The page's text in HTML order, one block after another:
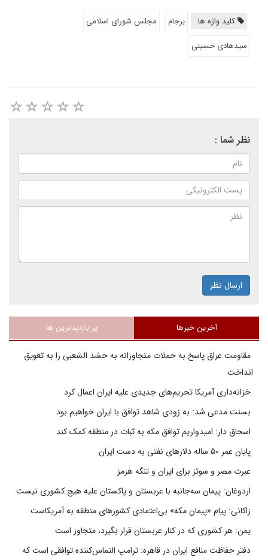
کلید واژه ها: برجام
مجلس شورای اسلامی
سیدهادی حسینی
نظر شما :
ارسال نظر
آخرین خبرها پر بازدیدترین ها
مقاومت عراق پاسخ به حملات متجاوزانه به حشد الشعبی را به تعویق
انداخت
خزانه‌داری آمریکا تحریم‌های جدیدی علیه ایران اعمال کرد
بسنت مدعی شد: به زودی شاهد توافق با ایران خواهیم بود
اسحاق دار: امیدواریم توافق مکه به ثبات در منطقه کمک کند
پایان عمر ۵۰ ساله دلارهای نفتی به دست ایران
عبرت مصر و سوئز برای ایران و تنگه هرمز
اردوغان: پیمان سه‌جانبه با عربستان و پاکستان علیه هیچ کشوری نیست
زاکانی: پیام «پیمان مکه» بی‌اعتمادی کشورهای منطقه به آمریکاست
یمن: هر کشوری که در کنار عربستان قرار بگیرد، متجاوز است
دفتر حفاظت منافع ایران در قاهره: ترامپ التماس‌کننده توافقی است که